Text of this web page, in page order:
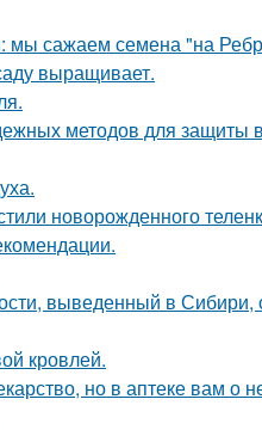
мы сажаем семена "на
выращивает.
методов для защиты
новорожденного
выведенный в
кровлей.
но в аптеке вам о